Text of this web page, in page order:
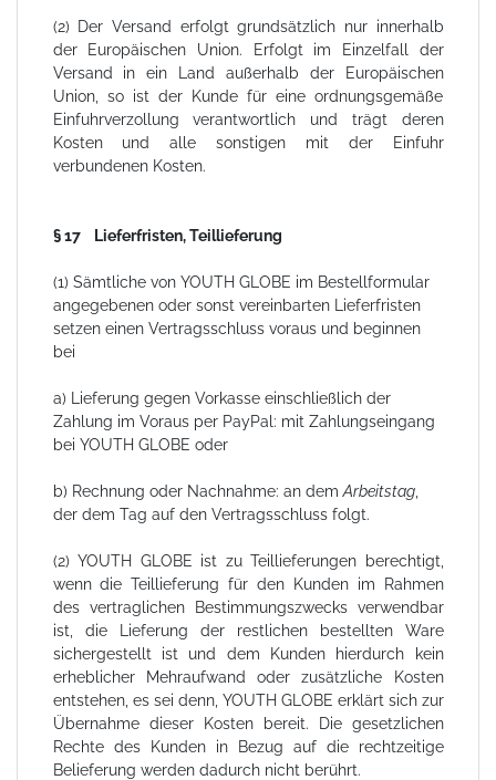
(2) Der Versand erfolgt grundsätzlich nur innerhalb
der Europäischen Union. Erfolgt im Einzelfall der
Versand in ein Land außerhalb der Europäischen
Union, so ist der Kunde für eine ordnungsgemäße
Einfuhrverzollung verantwortlich und trägt deren
Kosten und alle sonstigen mit der Einfuhr
verbundenen Kosten.
§ 17 Lieferfristen, Teillieferung
(1) Sämtliche von YOUTH GLOBE im Bestellformular
angegebenen oder sonst vereinbarten Lieferfristen
setzen einen Vertragsschluss voraus und beginnen
bei
a) Lieferung gegen Vorkasse einschließlich der
Zahlung im Voraus per PayPal: mit Zahlungseingang
bei YOUTH GLOBE oder
b) Rechnung oder Nachnahme: an demArbeitstag,
der dem Tag auf den Vertragsschluss folgt.
(2) YOUTH GLOBE ist zu Teillieferungen berechtigt,
wenn die Teillieferung für den Kunden im Rahmen
des vertraglichen Bestimmungszwecks verwendbar
ist, die Lieferung der restlichen bestellten Ware
sichergestellt ist und dem Kunden hierdurch kein
erheblicher Mehraufwand oder zusätzliche Kosten
entstehen, es sei denn, YOUTH GLOBE erklärt sich zur
Übernahme dieser Kosten bereit. Die gesetzlichen
Rechte des Kunden in Bezug auf die rechtzeitige
Belieferung werden dadurch nicht berührt.